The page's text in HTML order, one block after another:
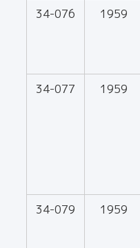
34-076 1959
34-077 1959
34-079 1959